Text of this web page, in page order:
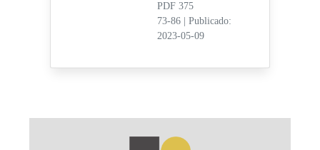
PDF 375
73-86
Publicado:
2023-05-09